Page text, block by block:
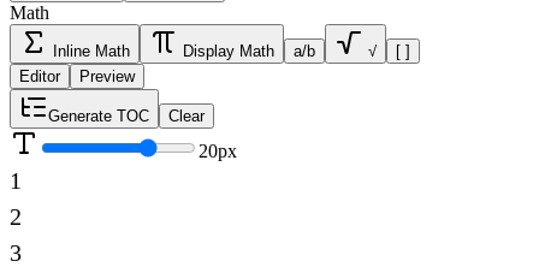
Math
Inline Math Display Math a/b √
[ ]
Editor
Preview
Generate TOC Clear
20px
1
2
3